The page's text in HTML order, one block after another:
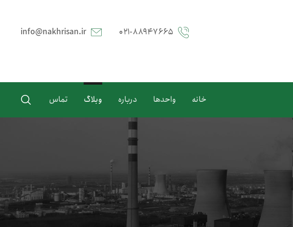
info@nakhrisan.ir ۰۲۱-۸۸۹۴۷۶۶۵
خانه واحدها درباره وبلاگ تماس